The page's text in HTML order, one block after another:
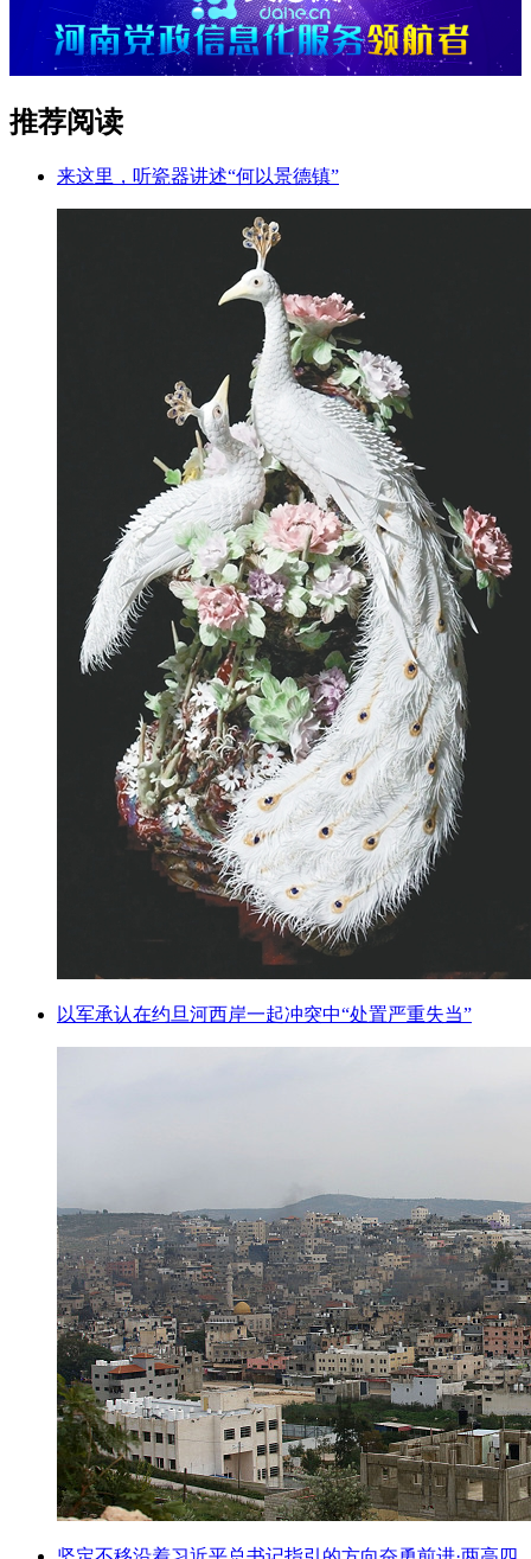
推荐阅读
来这里，听瓷器讲述“何以景德镇”
以军承认在约旦河西岸一起冲突中“处置严重失当”